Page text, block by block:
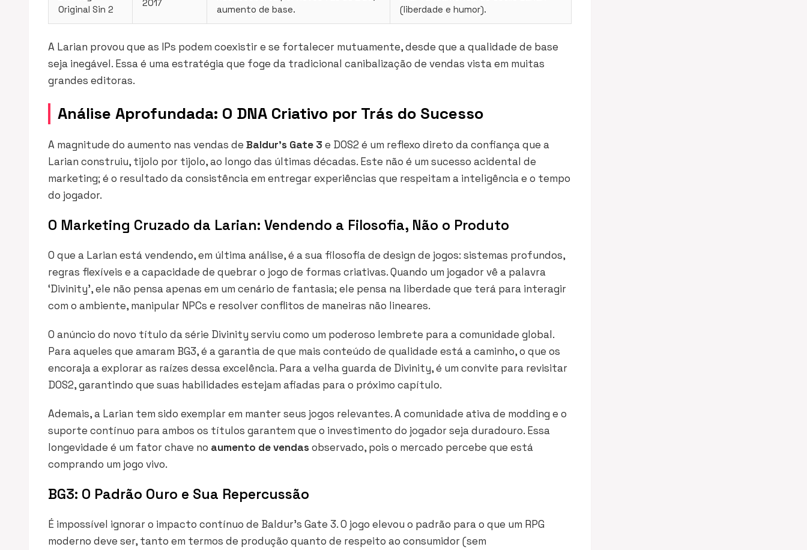
Original Sin 2
2017
aumento de base.
(liberdade e humor).
A Larian provou que as IPs podem coexistir e se fortalecer mutuamente, desde que a qualidade de base
seja inegável. Essa é uma estratégia que foge da tradicional canibalização de vendas vista em muitas
grandes editoras.
Análise Aprofundada: O DNA Criativo por Trás do Sucesso
A magnitude do aumento nas vendas de Baldur’s Gate 3 e DOS2 é um reflexo direto da confiança que a
Larian construiu, tijolo por tijolo, ao longo das últimas décadas. Este não é um sucesso acidental de
marketing; é o resultado da consistência em entregar experiências que respeitam a inteligência e o tempo
do jogador.
O Marketing Cruzado da Larian: Vendendo a Filosofia, Não o Produto
O que a Larian está vendendo, em última análise, é a sua filosofia de design de jogos: sistemas profundos,
regras flexíveis e a capacidade de quebrar o jogo de formas criativas. Quando um jogador vê a palavra
‘Divinity’, ele não pensa apenas em um cenário de fantasia; ele pensa na liberdade que terá para interagir
com o ambiente, manipular NPCs e resolver conflitos de maneiras não lineares.
O anúncio do novo título da série Divinity serviu como um poderoso lembrete para a comunidade global.
Para aqueles que amaram BG3, é a garantia de que mais conteúdo de qualidade está a caminho, o que os
encoraja a explorar as raízes dessa excelência. Para a velha guarda de Divinity, é um convite para revisitar
DOS2, garantindo que suas habilidades estejam afiadas para o próximo capítulo.
Ademais, a Larian tem sido exemplar em manter seus jogos relevantes. A comunidade ativa de modding e o
suporte contínuo para ambos os títulos garantem que o investimento do jogador seja duradouro. Essa
longevidade é um fator chave no aumento de vendas observado, pois o mercado percebe que está
comprando um jogo vivo.
BG3: O Padrão Ouro e Sua Repercussão
É impossível ignorar o impacto contínuo de Baldur’s Gate 3. O jogo elevou o padrão para o que um RPG
moderno deve ser, tanto em termos de produção quanto de respeito ao consumidor (sem